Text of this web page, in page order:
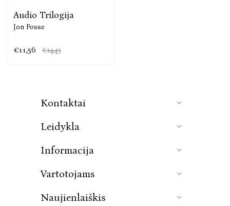
Audio Trilogija
Jon Fosse
€11,56 €14,45
Kontaktai
Leidykla
Informacija
Vartotojams
Naujienlaiškis